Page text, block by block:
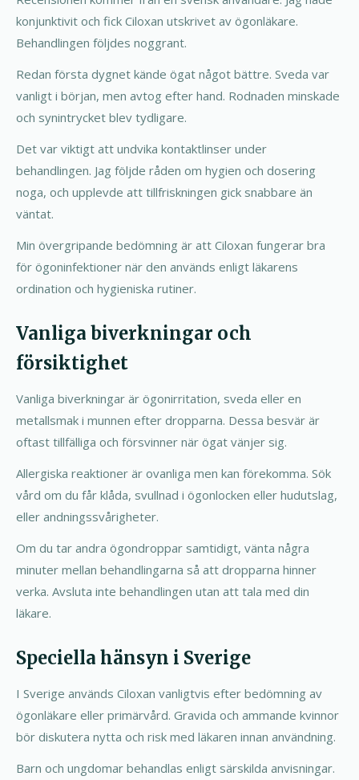
konjunktivit och fick Ciloxan utskrivet av ögonläkare.
Behandlingen följdes noggrant.
Redan första dygnet kände ögat något bättre. Sveda var
vanligt i början, men avtog efter hand. Rodnaden minskade
och synintrycket blev tydligare.
Det var viktigt att undvika kontaktlinser under
behandlingen. Jag följde råden om hygien och dosering
noga, och upplevde att tillfriskningen gick snabbare än
väntat.
Min övergripande bedömning är att Ciloxan fungerar bra
för ögoninfektioner när den används enligt läkarens
ordination och hygieniska rutiner.
Vanliga biverkningar och
försiktighet
Vanliga biverkningar är ögonirritation, sveda eller en
metallsmak i munnen efter dropparna. Dessa besvär är
oftast tillfälliga och försvinner när ögat vänjer sig.
Allergiska reaktioner är ovanliga men kan förekomma. Sök
vård om du får klåda, svullnad i ögonlocken eller hudutslag,
eller andningssvårigheter.
Om du tar andra ögondroppar samtidigt, vänta några
minuter mellan behandlingarna så att dropparna hinner
verka. Avsluta inte behandlingen utan att tala med din
läkare.
Speciella hänsyn i Sverige
I Sverige används Ciloxan vanligtvis efter bedömning av
ögonläkare eller primärvård. Gravida och ammande kvinnor
bör diskutera nytta och risk med läkaren innan användning.
Barn och ungdomar behandlas enligt särskilda anvisningar.